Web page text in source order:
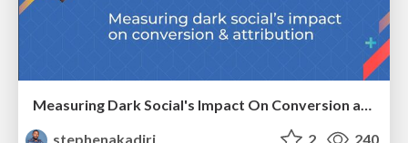
Measuring Dark Social's Impact On Conversion and Attribution
stephenakadiri
2 240